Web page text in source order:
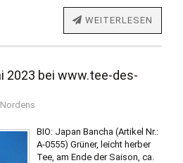
WEITERLESEN
2023 bei www.tee-des-
BIO: Japan Bancha (Artikel Nr.:
A-0555) Grüner, leicht herber
Tee, am Ende der Saison, ca.